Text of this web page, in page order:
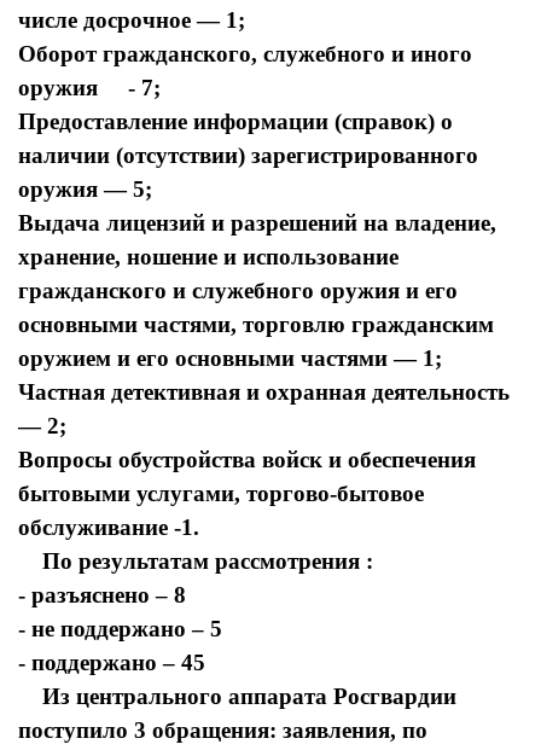
числе досрочное — 1;
Оборот гражданского, служебного и иного
оружия - 7;
Предоставление информации (справок) о
наличии (отсутствии) зарегистрированного
оружия — 5;
Выдача лицензий и разрешений на владение,
хранение, ношение и использование
гражданского и служебного оружия и его
основными частями, торговлю гражданским
оружием и его основными частями — 1;
Частная детективная и охранная деятельность
— 2;
Вопросы обустройства войск и обеспечения
бытовыми услугами, торгово-бытовое
обслуживание -1.
По результатам рассмотрения :
- разъяснено – 8
- не поддержано – 5
- поддержано – 45
Из центрального аппарата Росгвардии
поступило 3 обращения: заявления, по